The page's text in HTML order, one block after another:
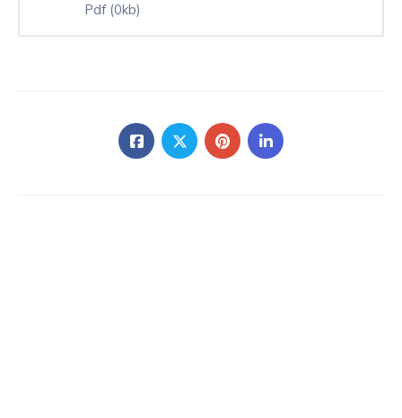
Pdf (0kb)